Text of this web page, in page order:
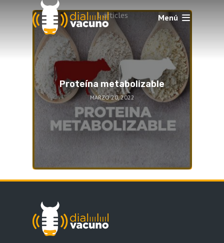
Menú
1 articles
Proteína metabolizable
MARZO 20, 2022